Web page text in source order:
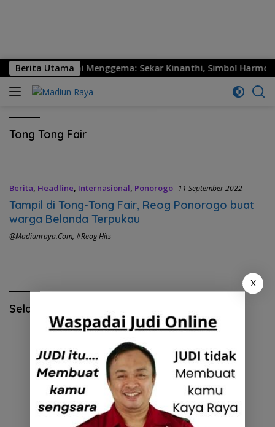
Berita UtamaResmi Menggema: Sekar Kinanthi, Simbol Harmoni
Tong Tong Fair
Berita, Headline, Internasional, Ponorogo 11 September 2022
Tampil di Tong-Tong Fair, Reog Ponorogo buat
warga Belanda Terpukau
@madiunraya.com, #Reog Hits
Selamat Hari Pendidikan Nasional
X